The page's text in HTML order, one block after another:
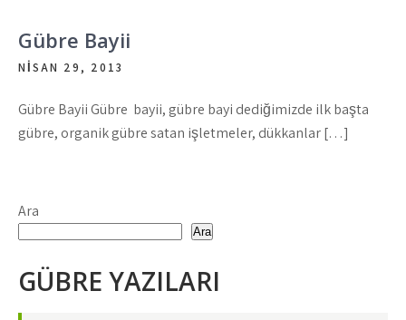
Gübre Bayii
NISAN 29, 2013
Gübre Bayii Gübre bayii, gübre bayi dediğimizde ilk başta
gübre, organik gübre satan işletmeler, dükkanlar […]
Ara
Ara
GÜBRE YAZILARI